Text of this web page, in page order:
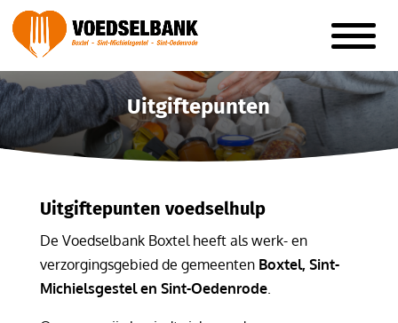
Uitgiftepunten
Uitgiftepunten voedselhulp
De Voedselbank Boxtel heeft als werk- en
verzorgingsgebied de gemeenten Boxtel, Sint-
Michielsgestel en Sint-Oedenrode.